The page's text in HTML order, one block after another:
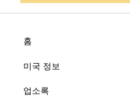
홈
미국 정보
업소록